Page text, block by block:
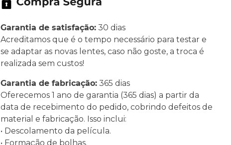
Garantia de satisfação:30 dias
Acreditamos que é o tempo necessário para testar e
se adaptar as novas lentes, caso não goste, a troca é
realizada sem custos!
Garantia de fabricação:365 dias
Oferecemos 1 ano de garantia (365 dias) a partir da
data de recebimento do pedido, cobrindo defeitos de
material e fabricação. Isso inclui:
• Descolamento da película.
• Formação de bolhas.